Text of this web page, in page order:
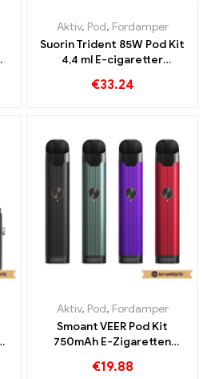
Aktiv, Pod, Fordamper
Suorin Trident 85W Pod Kit
4,4 ml E-cigaretter
Brugerdefineret
€33.24
Aktiv, Pod, Fordamper
Smoant VEER Pod Kit
750mAh E-Zigaretten
€19.88